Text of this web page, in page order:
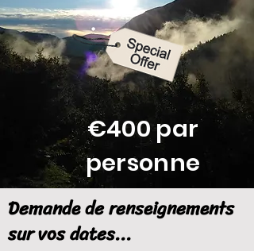
€400 par
personne
Demande de renseignements
sur vos dates...